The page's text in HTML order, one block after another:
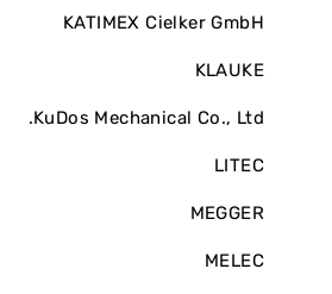
KATIMEX Cielker GmbH
KLAUKE
KuDos Mechanical Co., Ltd.
LITEC
MEGGER
MELEC